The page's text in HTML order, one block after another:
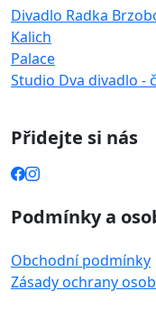
Divadlo Radka
Kalich
Palace
Studio Dva divadlo -
Přidejte si nás
Podmínky a
Obchodní podmínky
Zásady ochrany